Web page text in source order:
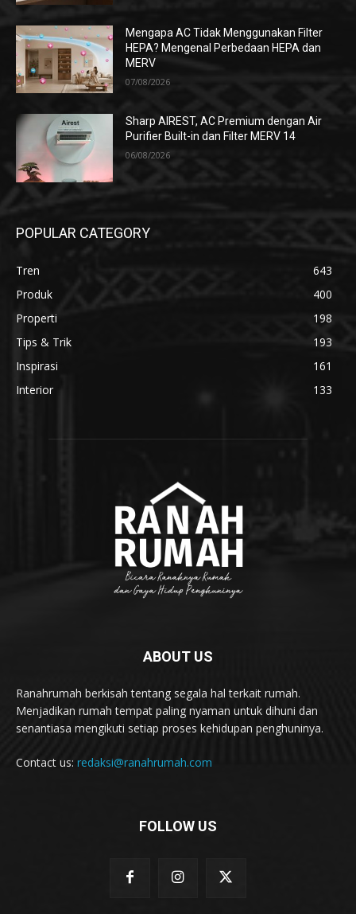
Mengapa AC Tidak Menggunakan Filter
HEPA? Mengenal Perbedaan HEPA dan
MERV
07/08/2026
Sharp AIREST, AC Premium dengan Air
Purifier Built-in dan Filter MERV 14
06/08/2026
POPULAR CATEGORY
Tren
643
Produk
400
Properti
198
Tips & Trik
193
Inspirasi
161
Interior
133
ABOUT US
Ranahrumah berkisah tentang segala hal terkait rumah.
Menjadikan rumah tempat paling nyaman untuk dihuni dan
senantiasa mengikuti setiap proses kehidupan penghuninya.
Contact us: redaksi@ranahrumah.com
FOLLOW US